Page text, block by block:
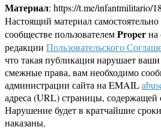
Материал: https://t.me/infantmilitario/
Настоящий материал
сообществе пользователемProperна
редакции Пользовательского
что такая публикация нарушает
смежные права, вам необходимо
администрации сайта на EMAIL
адреса (URL) страницы, содержащей
Нарушение будет в кратчайшие
наказаны.